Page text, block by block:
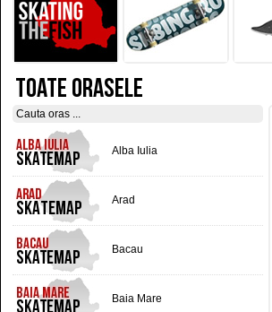
TOATE ORASELE
Alba Iulia
Arad
Bacau
Baia Mare